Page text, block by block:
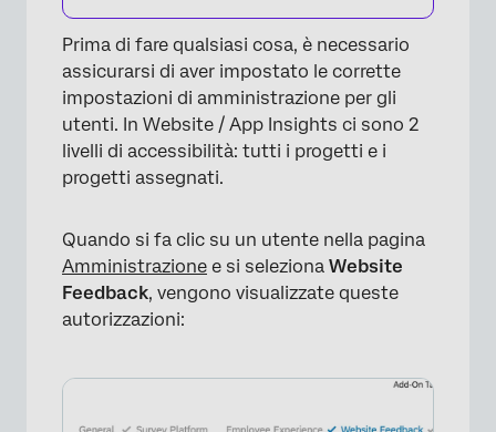
Prima di fare qualsiasi cosa, è necessario
assicurarsi di aver impostato le corrette
impostazioni di amministrazione per gli
utenti. In Website / App Insights ci sono 2
livelli di accessibilità: tutti i progetti e i
progetti assegnati.
Quando si fa clic su un utente nella pagina
Amministrazione e si seleziona Website
Feedback, vengono visualizzate queste
autorizzazioni: